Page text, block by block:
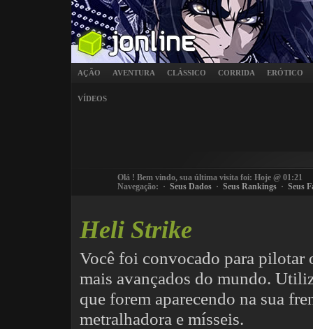
AÇÃO AVENTURA CLÁSSICO CORRIDA ERÓTICO
VÍDEOS
Olá ! Bem vindo, sua última visita foi: Hoje @ 01:21
Navegação: · Seus Dados · Seus Rankings · Seus
Heli Strike
Você foi convocado para pilotar
mais avançados do mundo.
que forem aparecendo na sua
metralhadora e mísseis.